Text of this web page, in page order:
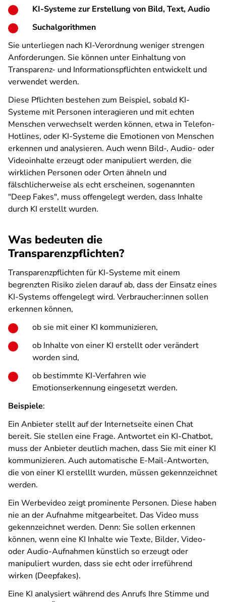
KI-Systeme zur Erstellung von Bild, Text, Audio
Suchalgorithmen
Sie unterliegen nach KI-Verordnung weniger strengen
Anforderungen. Sie können unter Einhaltung von
Transparenz- und Informationspflichten entwickelt und
verwendet werden.
Diese Pflichten bestehen zum Beispiel, sobald KI-
Systeme mit Personen interagieren und mit echten
Menschen verwechselt werden können, etwa in Telefon-
Hotlines, oder KI-Systeme die Emotionen von Menschen
erkennen und analysieren. Auch wenn Bild-, Audio- oder
Videoinhalte erzeugt oder manipuliert werden, die
wirklichen Personen oder Orten ähneln und
fälschlicherweise als echt erscheinen, sogenannten
"Deep Fakes", muss offengelegt werden, dass Inhalte
durch KI erstellt wurden.
Was bedeuten die
Transparenzpflichten?
Transparenzpflichten für KI-Systeme mit einem
begrenzten Risiko zielen darauf ab, dass der Einsatz eines
KI-Systems offengelegt wird. Verbraucher:innen sollen
erkennen können,
ob sie mit einer KI kommunizieren,
ob Inhalte von einer KI erstellt oder verändert
worden sind,
ob bestimmte KI-Verfahren wie
Emotionserkennung eingesetzt werden.
Beispiele:
Ein Anbieter stellt auf der Internetseite einen Chat
bereit. Sie stellen eine Frage. Antwortet ein KI-Chatbot,
muss der Anbieter deutlich machen, dass Sie mit einer KI
kommunizieren. Auch automatische E-Mail-Antworten,
die von einer KI erstelllt wurden, müssen gekennzeichnet
werden.
Ein Werbevideo zeigt prominente Personen. Diese haben
nie an der Aufnahme mitgearbeitet. Das Video muss
gekennzeichnet werden. Denn: Sie sollen erkennen
können, wenn eine KI Inhalte wie Texte, Bilder, Video-
oder Audio-Aufnahmen künstlich so erzeugt oder
manipuliert wurden, dass sie echt oder irreführend
wirken (Deepfakes).
Eine KI analysiert während des Anrufs Ihre Stimme und